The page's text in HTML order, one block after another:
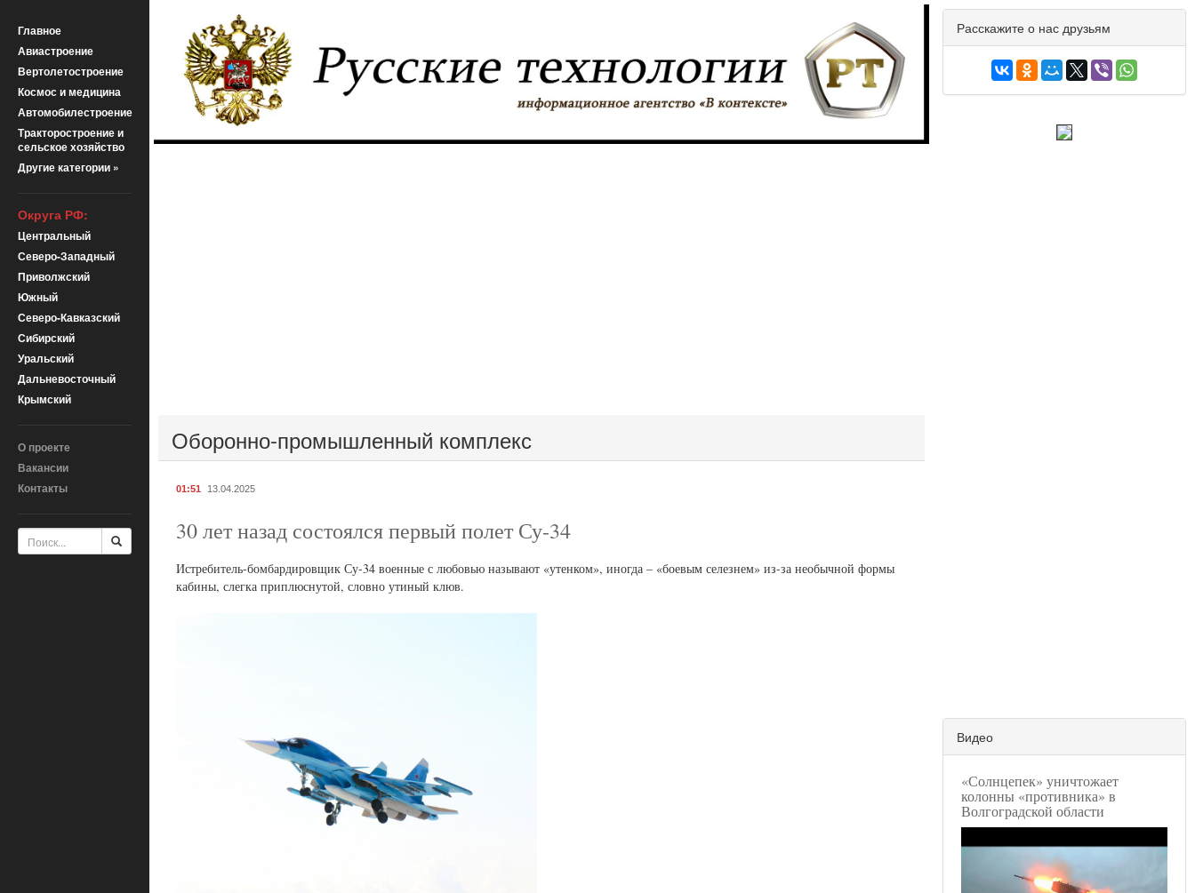
Главное
Авиастроение
Вертолетостроение
Космос и медицина
Автомобилестроение
Тракторостроение и
сельское хозяйство
Другие категории »
Округа РФ:
Центральный
Северо-Западный
Приволжский
Южный
Северо-Кавказский
Сибирский
Уральский
Дальневосточный
Крымский
О проекте
Вакансии
Контакты
Оборонно-промышленный комплекс
01:51 13.04.2025
30 лет назад состоялся первый полет Су-34
Истребитель-бомбардировщик Су-34 военные с любовью называют «утенком», иногда – «боевым селезнем» из-за необычной формы
кабины, слегка приплюснутой, словно утиный клюв.
Расскажите о нас друзьям
Видео
«Солнцепек» уничтожает
колонны «противника» в
Волгоградской области